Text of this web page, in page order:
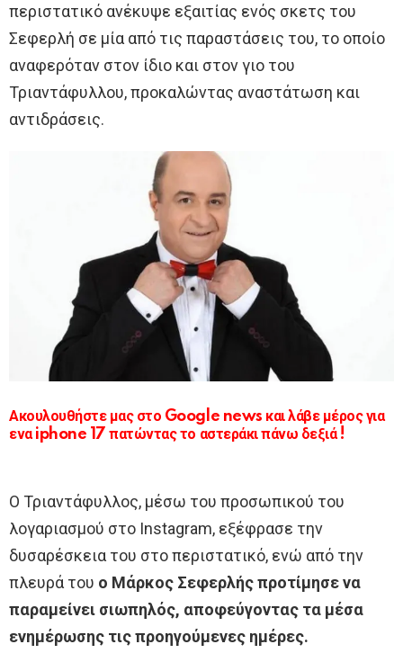
περιστατικό ανέκυψε εξαιτίας ενός σκετς του
Σεφερλή σε μία από τις παραστάσεις του, το οποίο
αναφερόταν στον ίδιο και στον γιο του
Τριαντάφυλλου, προκαλώντας αναστάτωση και
αντιδράσεις.
Ακουλουθήστε μας στο Google news και λάβε μέρος για
ενα iphone 17 πατώντας το αστεράκι πάνω δεξιά !
Ο Τριαντάφυλλος, μέσω του προσωπικού του
λογαριασμού στο Instagram, εξέφρασε την
δυσαρέσκεια του στο περιστατικό, ενώ από την
πλευρά του ο Μάρκος Σεφερλής προτίμησε να
παραμείνει σιωπηλός, αποφεύγοντας τα μέσα
ενημέρωσης τις προηγούμενες ημέρες.